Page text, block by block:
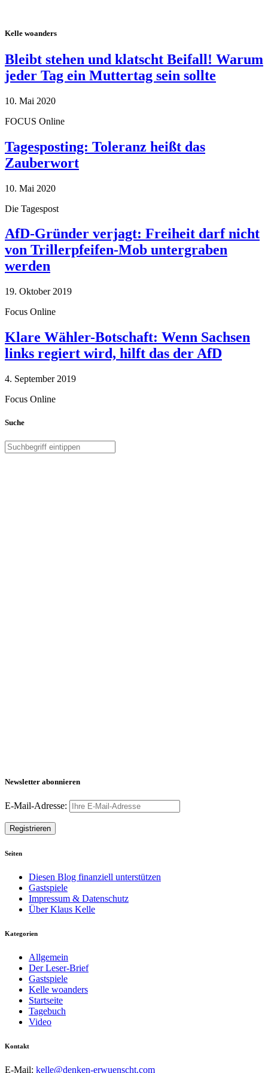
Kelle woanders
Bleibt stehen und klatscht Beifall! Warum
jeder Tag ein Muttertag sein sollte
10. Mai 2020
FOCUS Online
Tagesposting: Toleranz heißt das
Zauberwort
10. Mai 2020
Die Tagespost
AfD-Gründer verjagt: Freiheit darf nicht
von Trillerpfeifen-Mob untergraben
werden
19. Oktober 2019
Focus Online
Klare Wähler-Botschaft: Wenn Sachsen
links regiert wird, hilft das der AfD
4. September 2019
Focus Online
Suche
Newsletter abonnieren
E-Mail-Adresse:
Seiten
Diesen Blog finanziell unterstützen
Gastspiele
Impressum & Datenschutz
Über Klaus Kelle
Kategorien
Allgemein
Der Leser-Brief
Gastspiele
Kelle woanders
Startseite
Tagebuch
Video
Kontakt
E-Mail: kelle@denken-erwuenscht.com